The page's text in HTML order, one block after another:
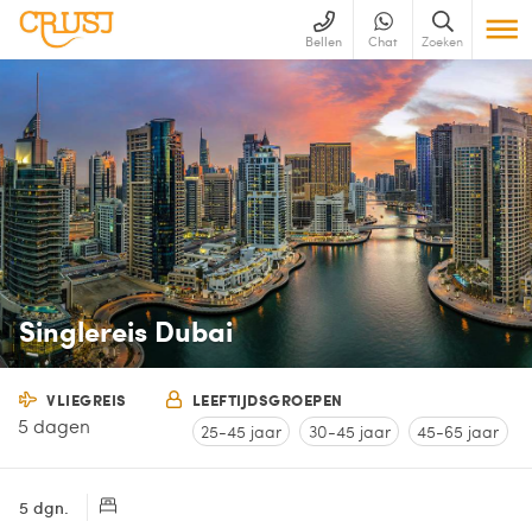
Bellen Chat Zoeken
Singlereis Dubai
VLIEGREIS
5 dagen
LEEFTIJDSGROEPEN
25-45 jaar 30-45 jaar 45-65 jaar
5 dgn.